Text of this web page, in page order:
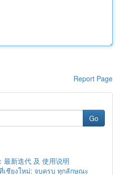
Report Page
Go
最新迭代 及 使用说明
เชียงใหม่: จบครบ ทุกลักษณะ